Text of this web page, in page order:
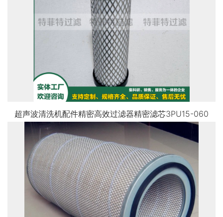
超声波清洗机配件精密高效过滤器精密滤芯3PU15-060